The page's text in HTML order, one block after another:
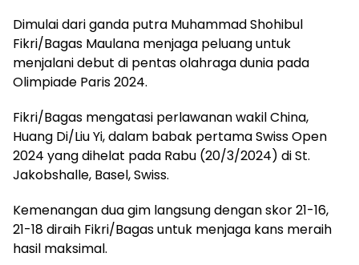
Dimulai dari ganda putra Muhammad Shohibul
Fikri/Bagas Maulana menjaga peluang untuk
menjalani debut di pentas olahraga dunia pada
Olimpiade Paris 2024.
Fikri/Bagas mengatasi perlawanan wakil China,
Huang Di/Liu Yi, dalam babak pertama Swiss Open
2024 yang dihelat pada Rabu (20/3/2024) di St.
Jakobshalle, Basel, Swiss.
Kemenangan dua gim langsung dengan skor 21-16,
21-18 diraih Fikri/Bagas untuk menjaga kans meraih
hasil maksimal.